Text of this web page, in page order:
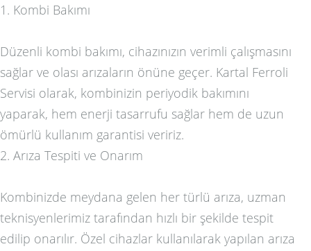
1. Kombi Bakımı
Düzenli kombi bakımı, cihazınızın verimli çalışmasını
sağlar ve olası arızaların önüne geçer. Kartal Ferroli
Servisi olarak, kombinizin periyodik bakımını
yaparak, hem enerji tasarrufu sağlar hem de uzun
ömürlü kullanım garantisi veririz.
2. Arıza Tespiti ve Onarım
Kombinizde meydana gelen her türlü arıza, uzman
teknisyenlerimiz tarafından hızlı bir şekilde tespit
edilip onarılır. Özel cihazlar kullanılarak yapılan arıza